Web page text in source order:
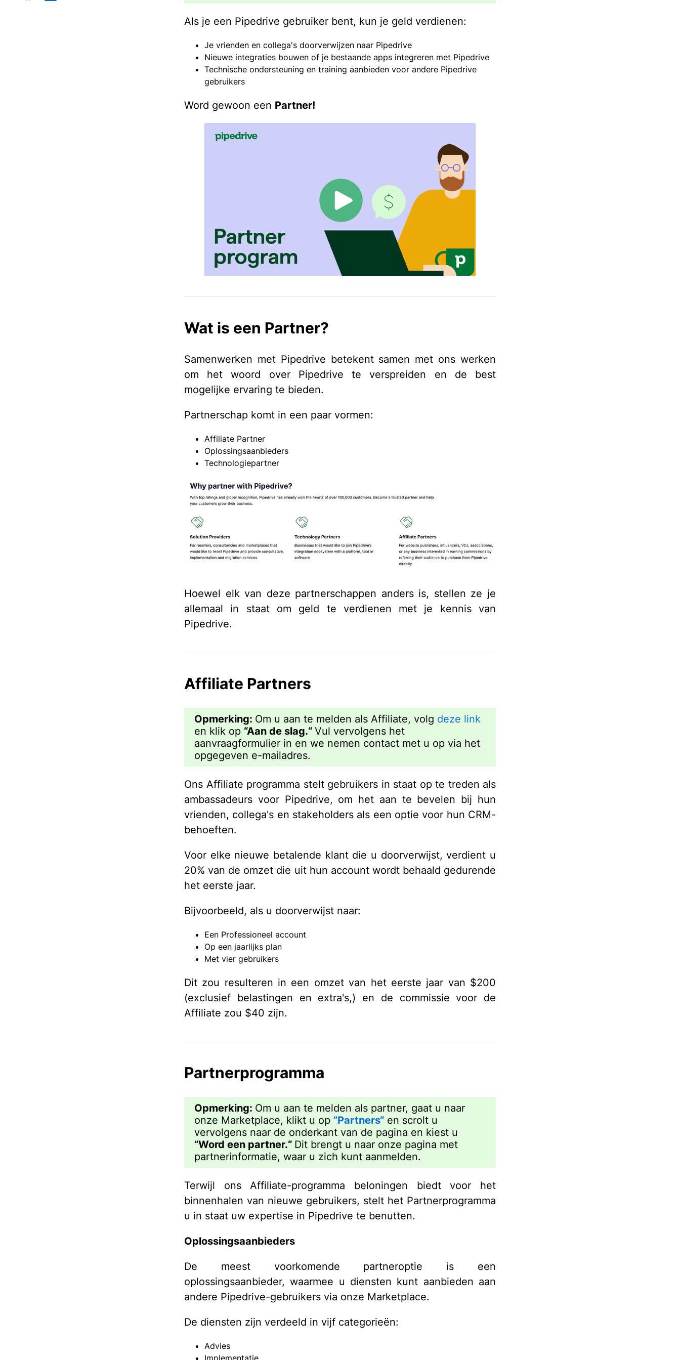
Als je een Pipedrive gebruiker bent, kun je geld verdienen:
Je vrienden en collega's doorverwijzen naar Pipedrive
Nieuwe integraties bouwen of je bestaande apps integreren met Pipedrive
Technische ondersteuning en training aanbieden voor andere Pipedrive
gebruikers
Word gewoon een Partner!
Wat is een Partner?
Samenwerken met Pipedrive betekent samen met ons werken
om het woord over Pipedrive te verspreiden en de best
mogelijke ervaring te bieden.
Partnerschap komt in een paar vormen:
Affiliate Partner
Oplossingsaanbieders
Technologiepartner
Hoewel elk van deze partnerschappen anders is, stellen ze je
allemaal in staat om geld te verdienen met je kennis van
Pipedrive.
Affiliate Partners
Opmerking: Om u aan te melden als Affiliate, volg deze link
en klik op “Aan de slag.“ Vul vervolgens het
aanvraagformulier in en we nemen contact met u op via het
opgegeven e-mailadres.
Ons Affiliate programma stelt gebruikers in staat op te treden als
ambassadeurs voor Pipedrive, om het aan te bevelen bij hun
vrienden, collega's en stakeholders als een optie voor hun CRM-
behoeften.
Voor elke nieuwe betalende klant die u doorverwijst, verdient u
20% van de omzet die uit hun account wordt behaald gedurende
het eerste jaar.
Bijvoorbeeld, als u doorverwijst naar:
Een Professioneel account
Op een jaarlijks plan
Met vier gebruikers
Dit zou resulteren in een omzet van het eerste jaar van $200
(exclusief belastingen en extra's,) en de commissie voor de
Affiliate zou $40 zijn.
Partnerprogramma
Opmerking: Om u aan te melden als partner, gaat u naar
onze Marketplace, klikt u op ”Partners“ en scrolt u
vervolgens naar de onderkant van de pagina en kiest u
”Word een partner.“ Dit brengt u naar onze pagina met
partnerinformatie, waar u zich kunt aanmelden.
Terwijl ons Affiliate-programma beloningen biedt voor het
binnenhalen van nieuwe gebruikers, stelt het Partnerprogramma
u in staat uw expertise in Pipedrive te benutten.
Oplossingsaanbieders
De meest voorkomende partneroptie is een
oplossingsaanbieder, waarmee u diensten kunt aanbieden aan
andere Pipedrive-gebruikers via onze Marketplace.
De diensten zijn verdeeld in vijf categorieën:
Advies
Implementatie